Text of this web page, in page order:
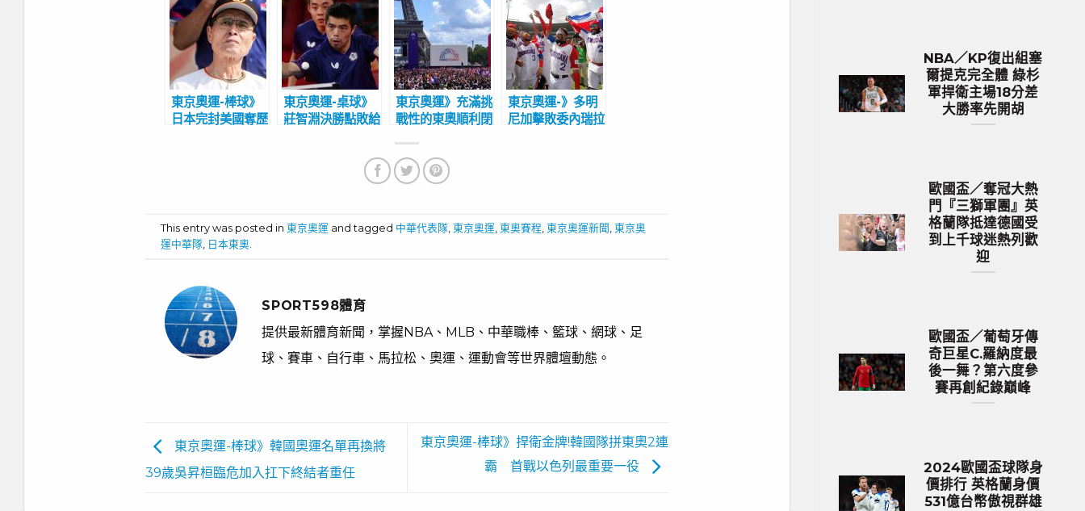
東京奧運-棒球》
日本完封美國奪歷
東京奧運-桌球》
莊智淵決勝點敗給
東京奧運》充滿挑
戰性的東奧順利閉
東京奧運-》多明
尼加擊敗委內瑞拉
This entry was posted in東京奧運 and tagged 中華代表隊 ,東京奧運 ,東奧賽程 ,東京奧運新聞 ,東京奧
運中華隊 日本東奧
SPORT598體育
提供最新體育新聞，掌握NBA、MLB、中華職棒、籃球、網球、足
球、賽車、自行車、馬拉松、奧運、運動會等世界體壇動態。
東京奧運-棒球》韓國奧運名單再換將
39歲吳昇桓臨危加入扛下終結者重任
東京奧運-棒球》捍衛金牌!韓國隊拼東奧2連
霸 首戰以色列最重要一役
NBA／KP復出組塞
爾提克完全體 綠杉
軍捍衛主場18分差
大勝率先開胡
歐國盃／奪冠大熱
門『三獅軍團』英
格蘭隊抵達德國受
到上千球迷熱列歡
迎
歐國盃／葡萄牙傳
奇巨星C.羅納度最
後一舞？第六度參
賽再創紀錄巔峰
2024歐國盃球隊身
價排行 英格蘭身價
531億台幣傲視群雄